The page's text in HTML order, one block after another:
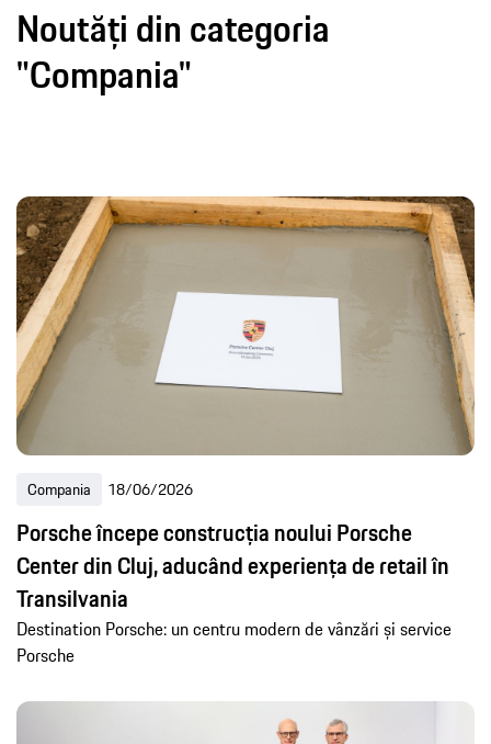
Noutăți din categoria
"Compania"
Compania 18/06/2026
Porsche începe construcția noului Porsche
Center din Cluj, aducând experiența de retail în
Transilvania
Destination Porsche: un centru modern de vânzări și service
Porsche